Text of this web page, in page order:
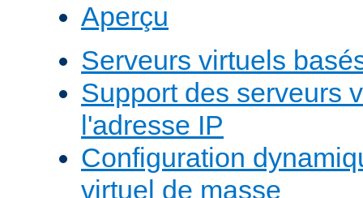
Aperçu
Serveurs virtuels
Support des serveurs
l'adresse IP
Configuration
virtuel de masse